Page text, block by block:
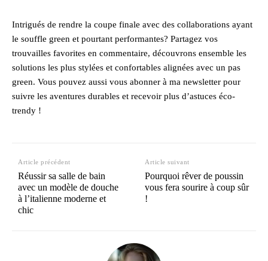
Intrigués de rendre la coupe finale avec des collaborations ayant
le souffle green et pourtant performantes? Partagez vos
trouvailles favorites en commentaire, découvrons ensemble les
solutions les plus stylées et confortables alignées avec un pas
green. Vous pouvez aussi vous abonner à ma newsletter pour
suivre les aventures durables et recevoir plus d’astuces éco-
trendy !
Article précédent
Réussir sa salle de bain
avec un modèle de douche
à l’italienne moderne et
chic
Article suivant
Pourquoi rêver de poussin
vous fera sourire à coup sûr
!